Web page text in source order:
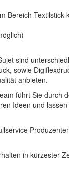
Bereich Textilstick
sind
sowie
anbieten.
führt Sie durch
Ideen und
in kürzester